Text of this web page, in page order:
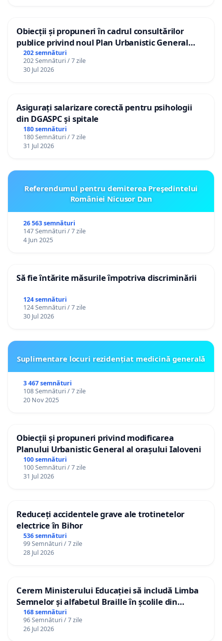
Obiecții și propuneri în cadrul consultărilor
publice privind noul Plan Urbanistic General
(PUG) Ialoveni
202 semnături
202 Semnături / 7 zile
30 Jul 2026
Asigurați salarizare corectă pentru psihologii
din DGASPC și spitale
180 semnături
180 Semnături / 7 zile
31 Jul 2026
Referendumul pentru demiterea Preşedintelui
României Nicusor Dan
26 563 semnături
147 Semnături / 7 zile
4 Jun 2025
Să fie întărite măsurile împotriva discriminării
124 semnături
124 Semnături / 7 zile
30 Jul 2026
Suplimentare locuri rezidențiat medicină generală
3 467 semnături
108 Semnături / 7 zile
20 Nov 2025
Obiecții și propuneri privind modificarea
Planului Urbanistic General al orașului Ialoveni
100 semnături
100 Semnături / 7 zile
31 Jul 2026
Reduceți accidentele grave ale trotinetelor
electrice în Bihor
536 semnături
99 Semnături / 7 zile
28 Jul 2026
Cerem Ministerului Educației să includă Limba
Semnelor și alfabetul Braille în școlile din
Republica Moldova!
168 semnături
96 Semnături / 7 zile
26 Jul 2026